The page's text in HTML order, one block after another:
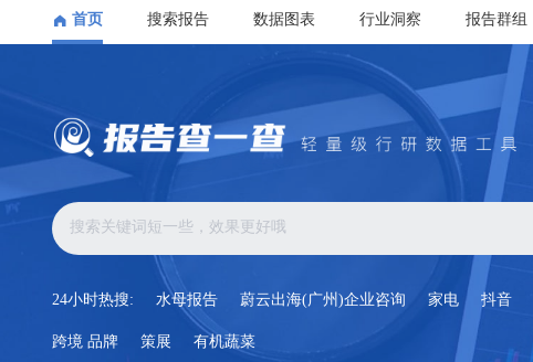
首页 搜索报告 数据图表 行业洞察 报告群组
24小时热搜: 水母报告 蔚云出海(广州)企业咨询 家电 抖音
跨境 品牌 策展 有机蔬菜